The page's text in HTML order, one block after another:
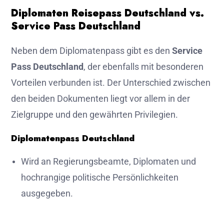
Diplomaten Reisepass Deutschland vs.
Service Pass Deutschland
Neben dem Diplomatenpass gibt es den Service
Pass Deutschland, der ebenfalls mit besonderen
Vorteilen verbunden ist. Der Unterschied zwischen
den beiden Dokumenten liegt vor allem in der
Zielgruppe und den gewährten Privilegien.
Diplomatenpass Deutschland
Wird an Regierungsbeamte, Diplomaten und
hochrangige politische Persönlichkeiten
ausgegeben.